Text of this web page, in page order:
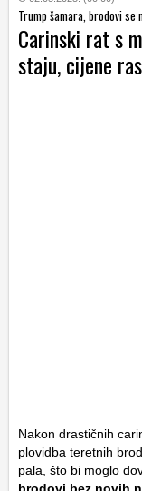
Trump šamara, brodovi se
Carinski rat s
staju, cijene
Nakon drastičnih
plovidba teretnih
pala, što bi moglo
brodovi bez novih